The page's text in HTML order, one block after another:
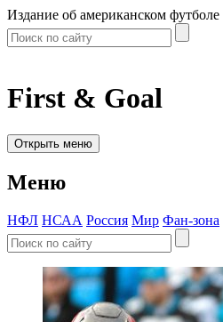
Издание об американском футболе
First & Goal
Открыть меню
Меню
НФЛ НСАА Россия Мир Фан-зона